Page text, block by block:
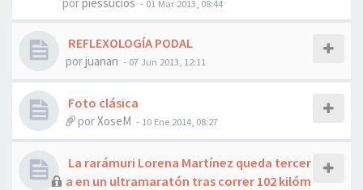
- 01 Mar 2013, 08:44
REFLEXOLOGÍA PODAL
porjuanan - 07 Jun 2013, 12:11
Foto clásica
porXoseM - 10 Ene 2014, 08:27
La rarámuri Lorena Martínez queda tercer
a en un ultramaratón tras correr 102 kilóm